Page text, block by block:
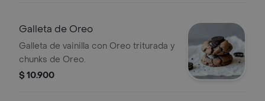
Galleta de Oreo
Galleta de vainilla con Oreo triturada y
chunks de Oreo.
$ 10.900